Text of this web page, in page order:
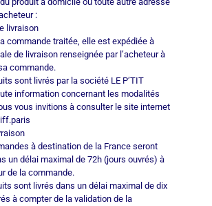
:
livraison
commande traitée, elle est expédiée à
de livraison renseignée par l’acheteur à
commande.
sont livrés par la société LE P’TIT
information concernant les modalités
vous invitions à consulter le site internet
à destination de la France seront
un délai maximal de 72h (jours ouvrés) à
de la commande.
sont livrés dans un délai maximal de dix
à compter de la validation de la